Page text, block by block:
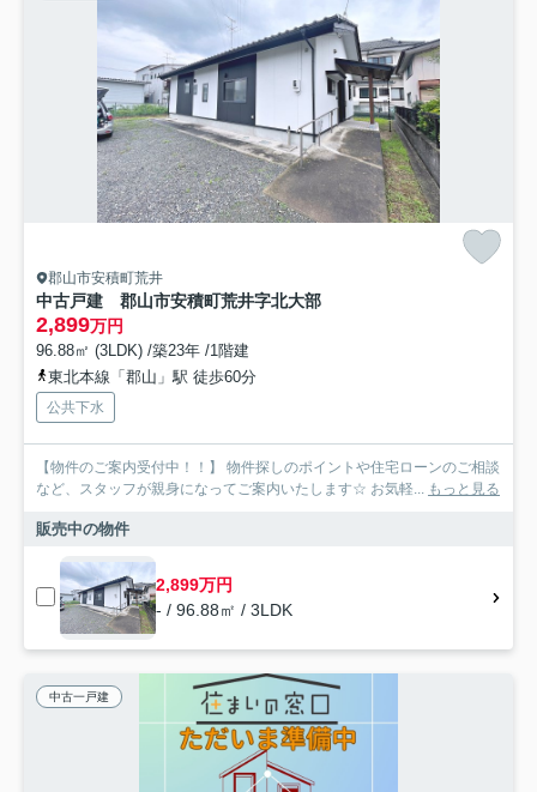
郡山市安積町荒井
中古戸建 郡山市安積町荒井字北大部
2,899万円
96.88㎡ (3LDK) /築23年 /1階建
東北本線「郡山」駅 徒歩60分
公共下水
【物件のご案内受付中！！】 物件探しのポイントや住宅ローンのご相談
など、スタッフが親身になってご案内いたします☆ お気軽...
もっと見る
販売中の物件
2,899万円
- / 96.88㎡ / 3LDK
中古一戸建